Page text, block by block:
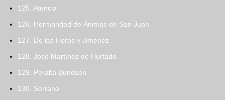
125. Atencia
126. Hermandad de Ánimas de San Juan
127. De las Heras y Jiménez
128. José Martínez de Hurtado
129. Peralta Bundsen
130. Serrano